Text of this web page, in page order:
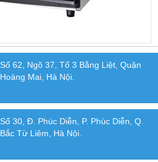
Số 62, Ngõ 37, Tổ 3 Bằng Liệt, Quận
Hoàng Mai, Hà Nội.
Số 30, Đ. Phúc Diễn, P. Phúc Diễn, Q.
Bắc Từ Liêm, Hà Nội.